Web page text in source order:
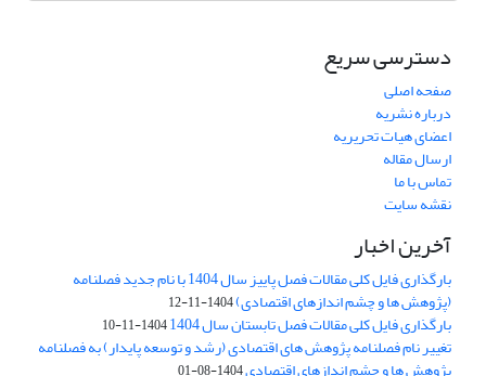
دسترسی سریع
صفحه اصلی
درباره نشریه
اعضای هیات تحریریه
ارسال مقاله
تماس با ما
نقشه سایت
آخرین اخبار
بارگذاری فایل کلی مقالات فصل پاییز سال 1404 با نام جدید فصلنامه
(پژوهش ها و چشم اندازهای اقتصادی)1404-11-12
بارگذاری فایل کلی مقالات فصل تابستان سال 1404 1404-11-10
تغییر نام فصلنامه پژوهش های اقتصادی (رشد و توسعه پایدار) به فصلنامه
پژوهش ها و چشم اندازهای اقتصادی1404-08-01